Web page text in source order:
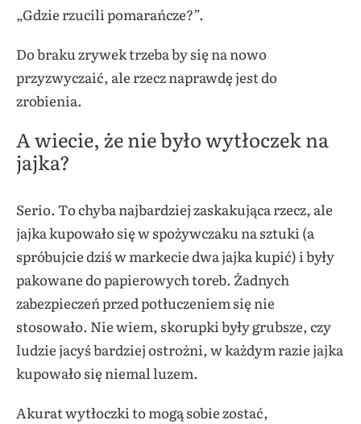
„Gdzie rzucili pomarańcze?”.
Do braku zrywek trzeba by się na nowo
przyzwyczaić, ale rzecz naprawdę jest do
zrobienia.
A wiecie, że nie było wytłoczek na
jajka?
Serio. To chyba najbardziej zaskakująca rzecz, ale
jajka kupowało się w spożywczaku na sztuki (a
spróbujcie dziś w markecie dwa jajka kupić) i były
pakowane do papierowych toreb. Żadnych
zabezpieczeń przed potłuczeniem się nie
stosowało. Nie wiem, skorupki były grubsze, czy
ludzie jacyś bardziej ostrożni, w każdym razie jajka
kupowało się niemal luzem.
Akurat wytłoczki to mogą sobie zostać,